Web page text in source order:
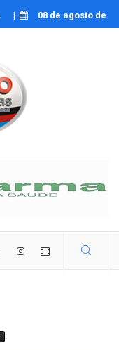
|
08 de agosto de